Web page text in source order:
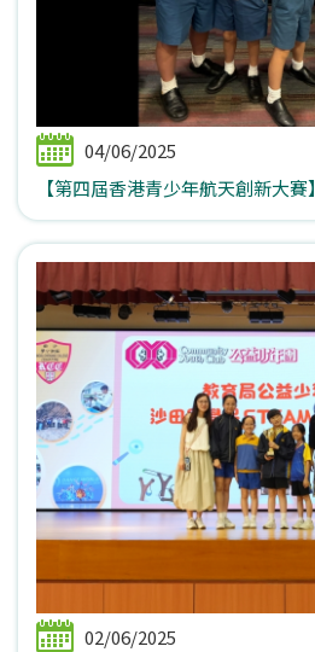
04/06/2025
【第四屆香港青少年航天創新大賽】
02/06/2025